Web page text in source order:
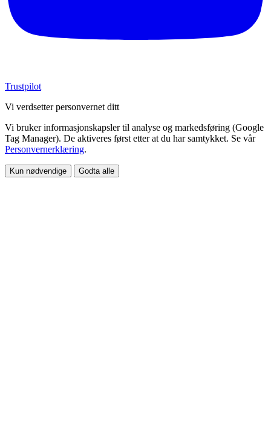
Trustpilot
Vi verdsetter personvernet ditt
Vi bruker informasjonskapsler til analyse og markedsføring (Google
Tag Manager). De aktiveres først etter at du har samtykket. Se vår
Personvernerklæring.
Kun nødvendige Godta alle